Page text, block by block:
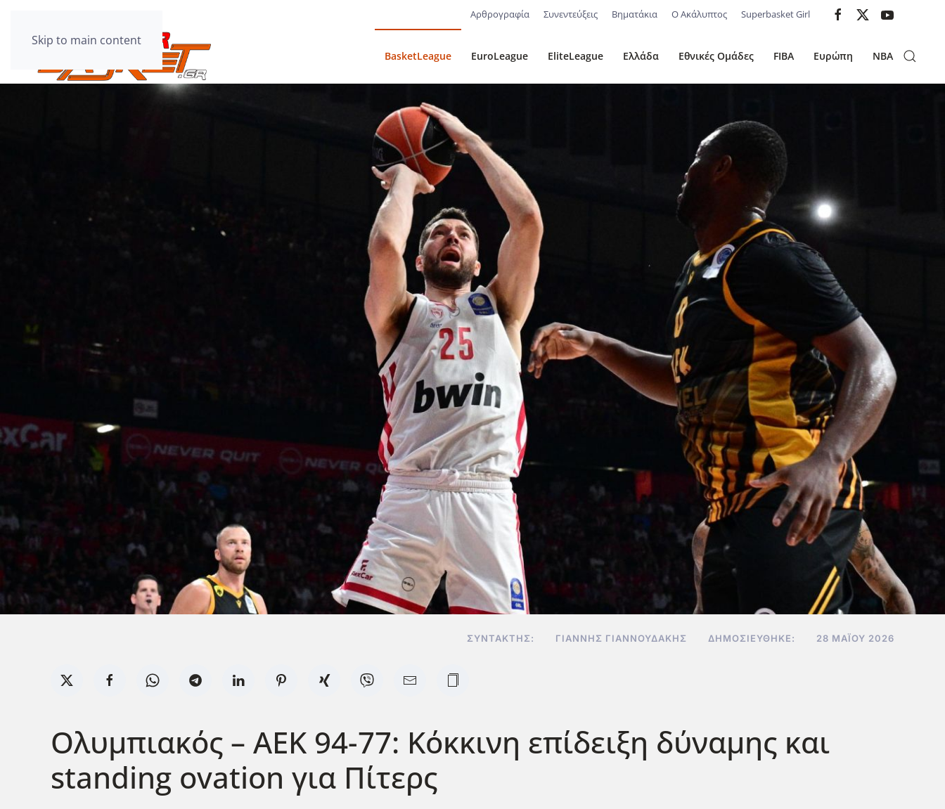
Skip to main content
Αρθρογραφία Συνεντεύξεις Βηματάκια Ο Ακάλυπτος Superbasket Girl
BasketLeague EuroLeague EliteLeague Ελλάδα Εθνικές Ομάδες FIBA Ευρώπη NBA
ΣΥΝΤΆΚΤΗΣ: ΓΙΆΝΝΗΣ ΓΙΑΝΝΟΥΔΆΚΗΣ ΔΗΜΟΣΙΕΎΘΗΚΕ: 28 ΜΑΪ́ΟΥ 2026
Ολυμπιακός – ΑΕΚ 94-77: Κόκκινη επίδειξη δύναμης και
standing ovation για Πίτερς